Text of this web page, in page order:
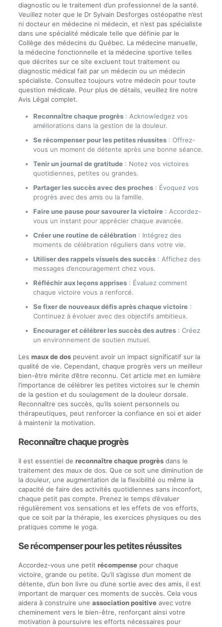
diagnostic ou le traitement d’un professionnel de la santé.
Veuillez noter que le Dr Sylvain Desforges ostéopathe n’est
ni docteur en médecine ni médecin, et n’est pas spécialiste
dans une spécialité médicale telle que définie par le
Collège des médecins du Québec. La médecine manuelle,
la médecine fonctionnelle et la médecine sportive telles
que décrites sur ce site excluent tout traitement ou
diagnostic médical fait par un médecin ou un médecin
spécialiste. Consultez toujours votre médecin pour toute
question médicale. Pour plus de détails, veuillez lire notre
Avis Légal complet.
Reconnaître chaque progrès: Acknowledgez vos
améliorations dans la gestion de la douleur.
Se récompenser pour les petites réussites: Offrez-
vous un moment de détente après une bonne séance.
Tenir un journal de gratitude: Notez vos victoires
quotidiennes, petites ou grandes.
Partager les succès avec des proches: Évoquez vos
progrès avec des amis ou la famille.
Faire une pause pour savourer la victoire: Accordez-
vous un instant pour apprécier chaque avancée.
Créer une routine de célébration: Intégrez des
moments de célébration réguliers dans votre vie.
Utiliser des rappels visuels des succès: Affichez des
messages d’encouragement chez vous.
Réfléchir aux leçons apprises: Évaluez comment
chaque victoire vous a renforcé.
Se fixer de nouveaux défis après chaque victoire:
Continuez à évoluer avec des objectifs ambitieux.
Encourager et célébrer les succès des autres: Créez
un environnement de soutien mutuel.
Les maux de dospeuvent avoir un impact significatif sur la
qualité de vie. Cependant, chaque progrès vers un meilleur
bien-être mérite d’être reconnu. Cet article met en lumière
l’importance de célébrer les petites victoires sur le chemin
de la gestion et du soulagement de la douleur dorsale.
Reconnaître ces succès, qu’ils soient personnels ou
thérapeutiques, peut renforcer la confiance en soi et aider
à maintenir la motivation.
Reconnaître chaque progrès
Il est essentiel de reconnaître chaque progrèsdans le
traitement des maux de dos. Que ce soit une diminution de
la douleur, une augmentation de la flexibilité ou même la
capacité de faire des activités quotidiennes sans inconfort,
chaque petit pas compte. Prenez le temps d’évaluer
régulièrement vos sensations et les effets de vos efforts,
que ce soit par la thérapie, les exercices physiques ou des
pratiques comme le yoga.
Se récompenser pour les petites réussites
Accordez-vous une petit récompensepour chaque
victoire, grande ou petite. Qu’il s’agisse d’un moment de
détente, d’un bon livre ou d’une sortie avec des amis, il est
important de marquer ces moments de succès. Cela vous
aidera à construire une association positiveavec votre
cheminement vers le bien-être, renforçant ainsi votre
motivation à poursuivre les efforts nécessaires pour